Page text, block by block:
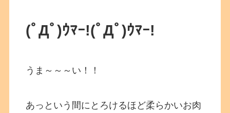
(ﾟДﾟ)ｳﾏｰ!(ﾟДﾟ)ｳﾏｰ!
うま～～～い！！
あっという間にとろけるほど柔らかいお肉